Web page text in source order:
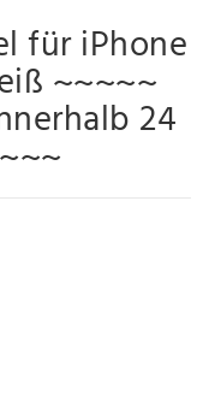
für iPhone
~~~~~
24